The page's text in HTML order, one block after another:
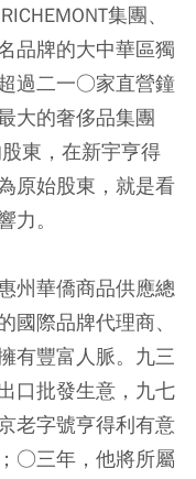
集團、
品牌的大中華區獨
過二一○家直營鐘
大的奢侈品集團
東，在新宇亨得
原始股東，就是看
力。
州華僑商品供應總
國際品牌代理商、
有豐富人脈。九三
口批發生意，九七
老字號亨得利有意
○三年，他將所屬